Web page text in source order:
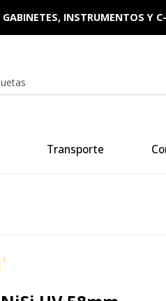
Transporte
INSTRUMENTOS Y